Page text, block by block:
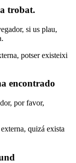
trobat.
si us plau,
potser existeixi
encontrado
por favor,
quizá exista